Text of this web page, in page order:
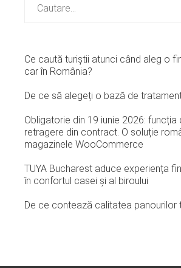
Ce caută turiștii atunci când aleg o
car în România?
De ce să alegeți o bază de
Obligatorie din 19 iunie 2026: funcția
retragere din contract. O soluție
magazinele WooCommerce
TUYA Bucharest aduce experiența
în confortul casei și al biroului
De ce contează calitatea panourilor